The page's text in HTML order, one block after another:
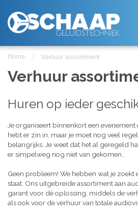
Home Verhuur assortiment
Verhuur
Huren op ieder
Je organiseert binnenkort een evenement
hebt er zin in, maar je moet nog veel
belangrijks. Je weet dat het al geregeld
er simpelweg nog niet van gekomen..
Geen probleem! We hebben wat je zoekt
staat. Ons uitgebreide assortiment aan
garant voor dé oplossing, middels de
als ook voor de verhuur van totale